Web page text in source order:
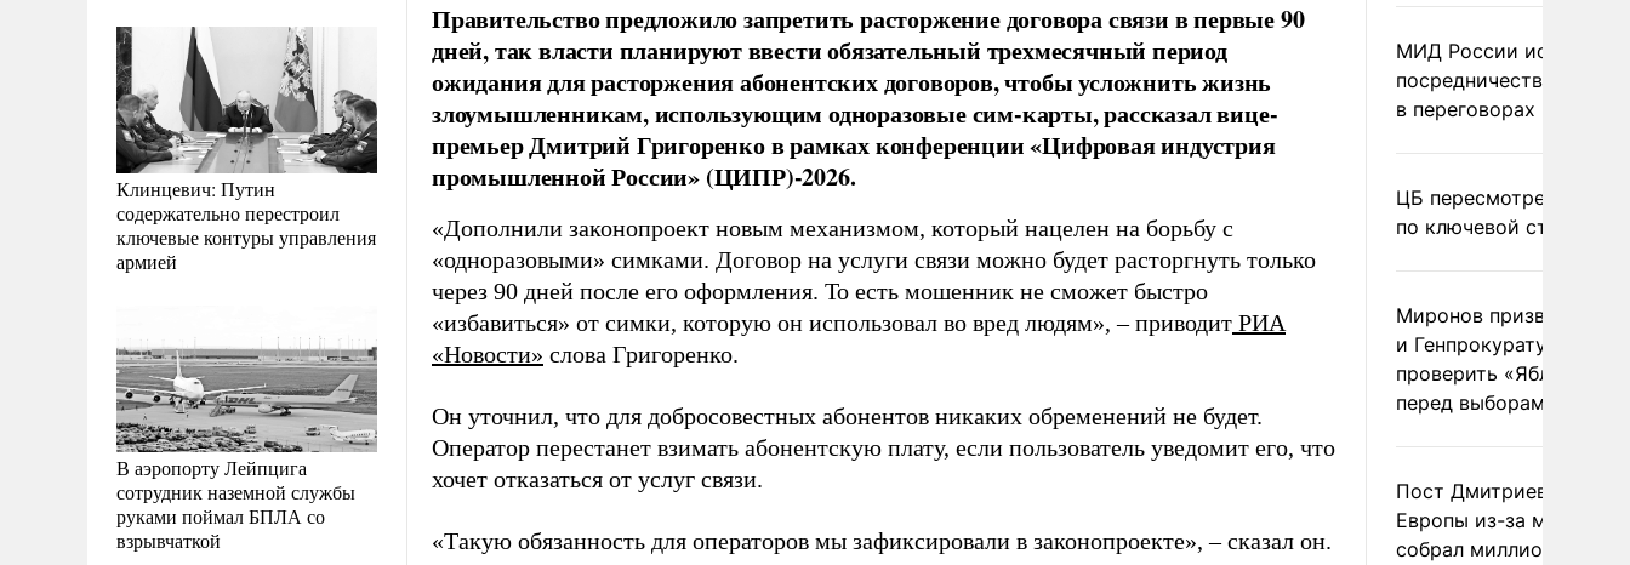
Клинцевич: Путин
содержательно перестроил
ключевые контуры управления
армией
В аэропорту Лейпцига
сотрудник наземной службы
руками поймал БПЛА со
взрывчаткой
Правительство предложило запретить расторжение договора связи в первые 90
дней, так власти планируют ввести обязательный трехмесячный период
ожидания для расторжения абонентских договоров, чтобы усложнить жизнь
злоумышленникам, использующим одноразовые сим-карты, рассказал вице-
премьер Дмитрий Григоренко в рамках конференции «Цифровая индустрия
промышленной России» (ЦИПР)-2026.
«Дополнили законопроект новым механизмом, который нацелен на борьбу с
«одноразовыми» симками. Договор на услуги связи можно будет расторгнуть только
через 90 дней после его оформления. То есть мошенник не сможет быстро
«избавиться» от симки, которую он использовал во вред людям», – приводит РИА
«Новости» слова Григоренко.
Он уточнил, что для добросовестных абонентов никаких обременений не будет.
Оператор перестанет взимать абонентскую плату, если пользователь уведомит его, что
хочет отказаться от услуг связи.
«Такую обязанность для операторов мы зафиксировали в законопроекте», – сказал он.
МИД России исключил
посредничество
в переговорах по
ЦБ пересмотрел
по ключевой ставке
Миронов призвал
и Генпрокуратуру
проверить «Яблоко»
перед выборами
Пост Дмитриева о
Европы из-за
собрал миллион